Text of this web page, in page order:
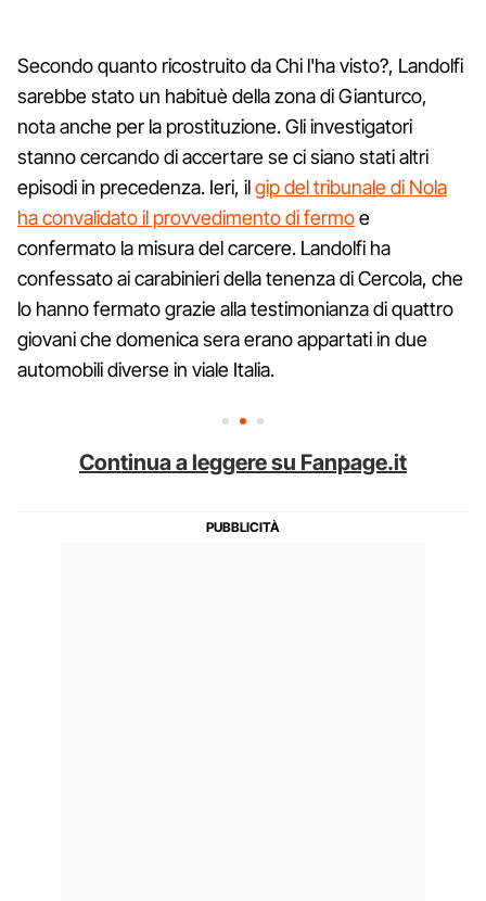
Secondo quanto ricostruito da Chi l'ha visto?, Landolfi
sarebbe stato un habituè della zona di Gianturco,
nota anche per la prostituzione. Gli investigatori
stanno cercando di accertare se ci siano stati altri
episodi in precedenza. Ieri, ilgip del tribunale di Nola
ha convalidato il provvedimento di fermoe
confermato la misura del carcere. Landolfi ha
confessato ai carabinieri della tenenza di Cercola, che
lo hanno fermato grazie alla testimonianza di quattro
giovani che domenica sera erano appartati in due
automobili diverse in viale Italia.
Continua a leggere su Fanpage.it